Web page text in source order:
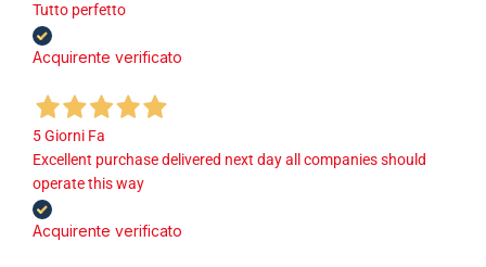
Tutto perfetto
Acquirente verificato
5 Giorni Fa
Excellent purchase delivered next day all companies should
operate this way
Acquirente verificato